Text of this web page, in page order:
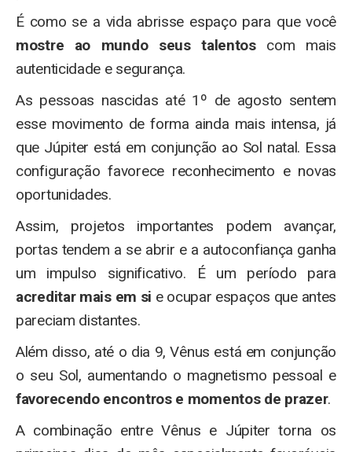
É como se a vida abrisse espaço para que você
mostre ao mundo seus talentoscom mais
autenticidade e segurança.
As pessoas nascidas até 1º de agosto sentem
esse movimento de forma ainda mais intensa, já
que Júpiter está em conjunção ao Sol natal. Essa
configuração favorece reconhecimento e novas
oportunidades.
Assim, projetos importantes podem avançar,
portas tendem a se abrir e a autoconfiança ganha
um impulso significativo. É um período para
acreditar mais em si e ocupar espaços que antes
pareciam distantes.
Além disso, até o dia 9, Vênus está em conjunção
o seu Sol, aumentando o magnetismo pessoal e
favorecendo encontros e momentos de prazer.
A combinação entre Vênus e Júpiter torna os